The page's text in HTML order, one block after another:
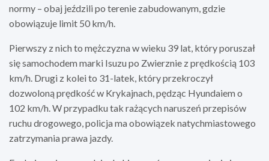
normy – obaj jeździli po terenie zabudowanym, gdzie
obowiązuje limit 50 km/h.
Pierwszy z nich to mężczyzna w wieku 39 lat, który poruszał
się samochodem marki Isuzu po Zwierznie z prędkością 103
km/h. Drugi z kolei to 31-latek, który przekroczył
dozwoloną prędkość w Krykajnach, pędząc Hyundaiem o
102 km/h. W przypadku tak rażących naruszeń przepisów
ruchu drogowego, policja ma obowiązek natychmiastowego
zatrzymania prawa jazdy.